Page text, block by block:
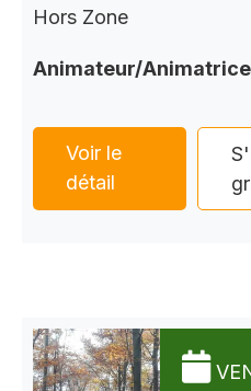
Hors Zone
Animateur/Animatrice
Voir le
détail